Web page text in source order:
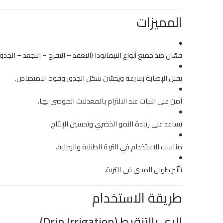
المميزات
فعّال ضد جميع أنواع النيماتودا (التعقد – التقرح – التجعد –
يقلل الإصابة بسرعة ويحسّن شكل الجذور وقوة الامتصاص.
آمن على النبات عند الالتزام بالمعدلات الموصى بها.
يساعد على زيادة النمو الخضري وتحسين الإنتاج.
مناسب للاستخدام في التربة الطينية والرملية.
تأثير طويل المدى في التربة.
طريقة الاستخدام